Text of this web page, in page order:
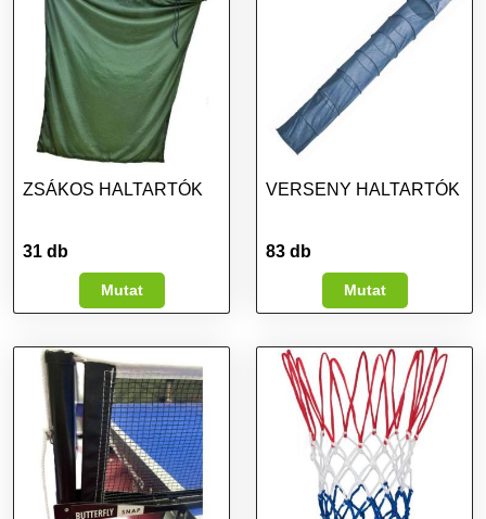
ZSÁKOS HALTARTÓK
31 db
Mutat
VERSENY HALTARTÓK
83 db
Mutat